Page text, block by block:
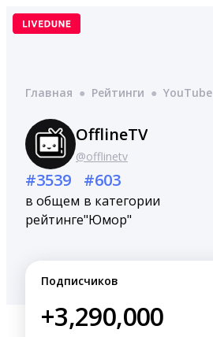
Перейти
Главная ● Рейтинги ● YouTube
OfflineTV
@offlinetv
#3539
в общем
рейтинге
#603
в категории
"Юмор"
Подписчиков
+3,290,000